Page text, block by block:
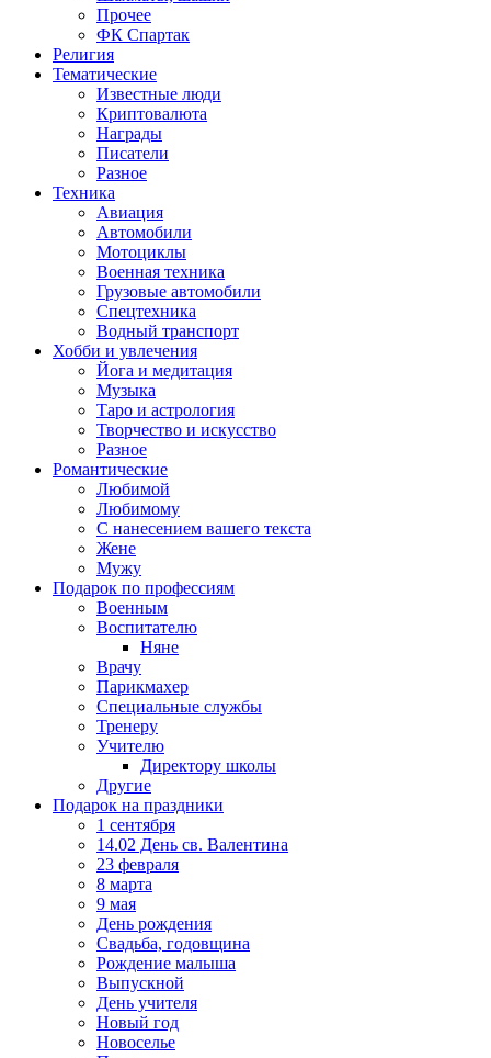
Прочее
ФК Спартак
Религия
Тематические
Известные люди
Криптовалюта
Награды
Писатели
Разное
Техника
Авиация
Автомобили
Мотоциклы
Военная техника
Грузовые автомобили
Спецтехника
Водный транспорт
Хобби и увлечения
Йога и медитация
Музыка
Таро и астрология
Творчество и искусство
Разное
Романтические
Любимой
Любимому
С нанесением вашего текста
Жене
Мужу
Подарок по профессиям
Военным
Воспитателю
Няне
Врачу
Парикмахер
Специальные службы
Тренеру
Учителю
Директору школы
Другие
Подарок на праздники
1 сентября
14.02 День св. Валентина
23 февраля
8 марта
9 мая
День рождения
Свадьба, годовщина
Рождение малыша
Выпускной
День учителя
Новый год
Новоселье